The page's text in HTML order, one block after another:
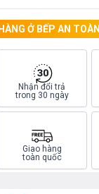
Ở BẾP AN TOÀN
Nhận đổi trả
trong 30 ngày
Giao hàng
toàn quốc